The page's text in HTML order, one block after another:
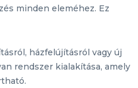
minden eleméhez. Ez
házfelújításról vagy új
rendszer kialakítása, amely